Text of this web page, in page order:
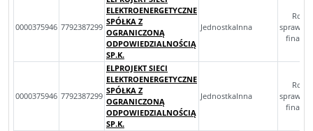
0000375946 7792387299
ELEKTROENERGETYCZNE
SPÓŁKA Z
OGRANICZONĄ
ODPOWIEDZIALNOŚCIĄ
SP.K.
JednostkaInna
0000375946 7792387299
ELPROJEKT SIECI
ELEKTROENERGETYCZNE
SPÓŁKA Z
OGRANICZONĄ
ODPOWIEDZIALNOŚCIĄ
SP.K.
JednostkaInna